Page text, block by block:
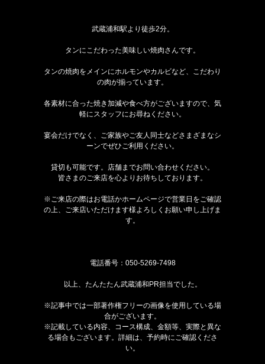
武蔵浦和駅より徒歩2分。
タンにこだわった美味しい焼肉さんです。
タンの焼肉をメインにホルモンやカルビなど、こだわり
の肉が揃っています。
各素材に合った焼き加減や食べ方がございますので、気
軽にスタッフにお尋ねください。
宴会だけでなく、ご家族やご友人同士などさまざまなシ
ーンでぜひご利用ください。
貸切も可能です。店舗までお問い合わせください。
皆さまのご来店を心よりお待ちしております。
※ご来店の際はお電話かホームページで営業日をご確認
の上、ご来店いただけます様よろしくお願い申し上げま
す。
電話番号： 050-5269-7498
以上、たんたたん武蔵浦和PR担当でした。
※記事中では一部著作権フリーの画像を使用している場
合がございます。
※記載している内容、コース構成、金額等、実際と異な
る場合もございます。詳細は、予約時にご確認くださ
い。